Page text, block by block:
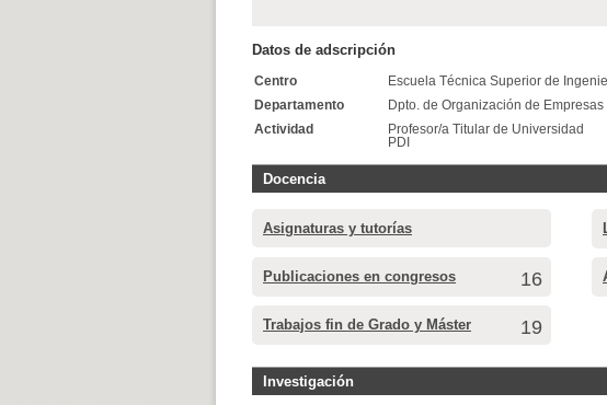
Datos de adscripción
Centro
Escuela Técnica Superior de
Departamento
Dpto. de Organización de Empresas
Actividad
Profesor/a Titular de Universidad
PDI
Docencia
Asignaturas y tutorías
Publicaciones en congresos 16
Trabajos fin de Grado y Máster 19
Investigación